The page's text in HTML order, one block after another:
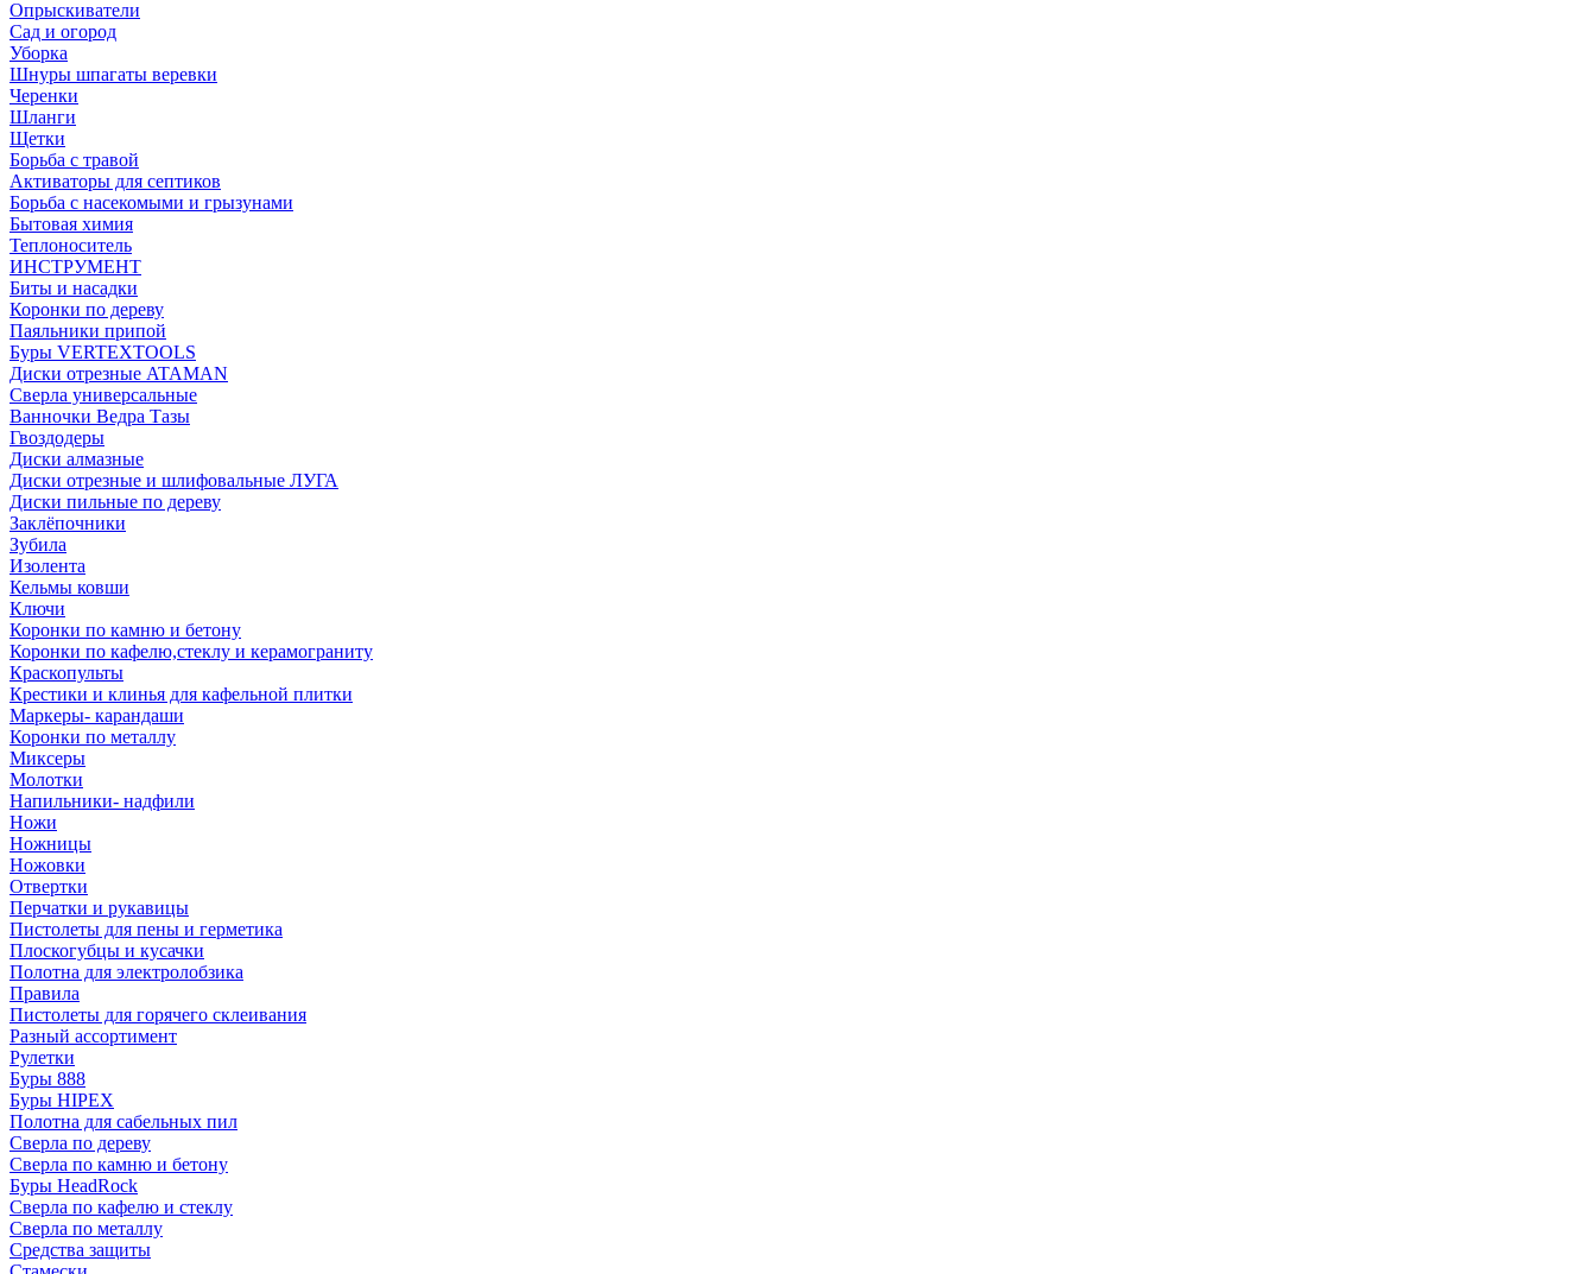
Опрыскиватели
Сад и огород
Уборка
Шнуры шпагаты веревки
Черенки
Шланги
Щетки
Борьба с травой
Активаторы для септиков
Борьба с насекомыми и грызунами
Бытовая химия
Теплоноситель
ИНСТРУМЕНТ
Биты и насадки
Коронки по дереву
Паяльники припой
Буры VERTEXTOOLS
Диски отрезные ATAMAN
Сверла универсальные
Ванночки Ведра Тазы
Гвоздодеры
Диски алмазные
Диски отрезные и шлифовальные ЛУГА
Диски пильные по дереву
Заклёпочники
Зубила
Изолента
Кельмы ковши
Ключи
Коронки по камню и бетону
Коронки по кафелю,стеклу и керамограниту
Краскопульты
Крестики и клинья для кафельной плитки
Маркеры- карандаши
Коронки по металлу
Миксеры
Молотки
Напильники- надфили
Ножи
Ножницы
Ножовки
Отвертки
Перчатки и рукавицы
Пистолеты для пены и герметика
Плоскогубцы и кусачки
Полотна для электролобзика
Правила
Пистолеты для горячего склеивания
Разный ассортимент
Рулетки
Буры 888
Буры HIPEX
Полотна для сабельных пил
Сверла по дереву
Сверла по камню и бетону
Буры HeadRock
Сверла по кафелю и стеклу
Сверла по металлу
Средства защиты